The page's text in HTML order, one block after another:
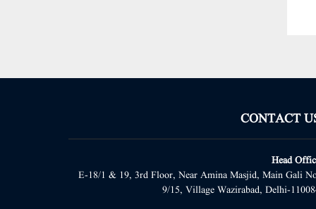
CONTACT
Head
E-18/1 & 19, 3rd Floor, Near Amina Masjid, Main Gali
9/15, Village Wazirabad, Delhi-